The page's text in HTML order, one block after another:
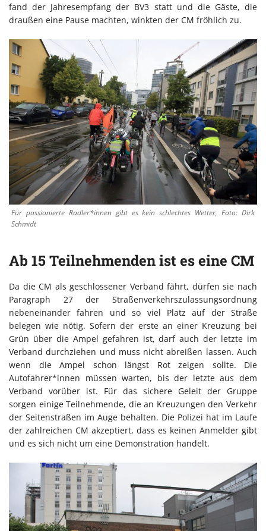
fand der Jahresempfang der BV3 statt und die Gäste, die
draußen eine Pause machten, winkten der CM fröhlich zu.
Für passionierte Radler*innen gibt es kein schlechtes Wetter, Foto: Dirk
Schmidt
Ab 15 Teilnehmenden ist es eine CM
Da die CM als geschlossener Verband fährt, dürfen sie nach
Paragraph 27 der Straßenverkehrszulassungsordnung
nebeneinander fahren und so viel Platz auf der Straße
belegen wie nötig. Sofern der erste an einer Kreuzung bei
Grün über die Ampel gefahren ist, darf auch der letzte im
Verband durchziehen und muss nicht abreißen lassen. Auch
wenn die Ampel schon längst Rot zeigen sollte. Die
Autofahrer*innen müssen warten, bis der letzte aus dem
Verband vorüber ist. Für das sichere Geleit der Gruppe
sorgen einige Teilnehmende, die an Kreuzungen den Verkehr
der Seitenstraßen im Auge behalten. Die Polizei hat im Laufe
der zahlreichen CM akzeptiert, dass es keinen Anmelder gibt
und es sich nicht um eine Demonstration handelt.